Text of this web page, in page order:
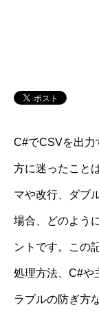
C#でCSVを出力
方に迷ったこと
マや改行、ダブ
場合、どのよう
ントです。この
処理方法、C#や
ラブルの防ぎ方